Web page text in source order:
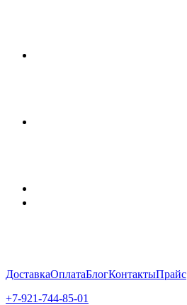
ДоставкаОплатаБлогКонтактыПрайс
+7-921-744-85-01